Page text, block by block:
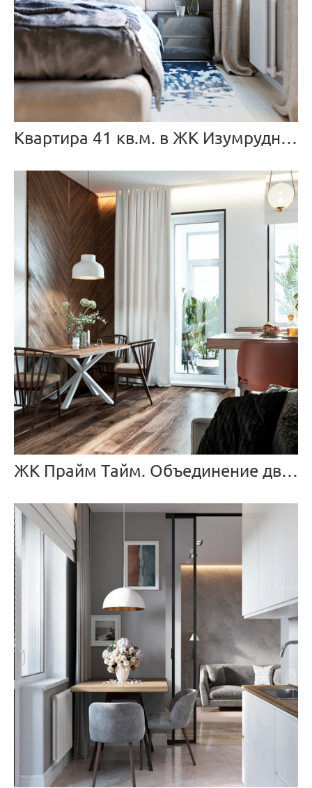
Квартира 41 кв.м. в ЖК Изумрудные холмы.
ЖК Прайм Тайм. Объединение двух квартир.